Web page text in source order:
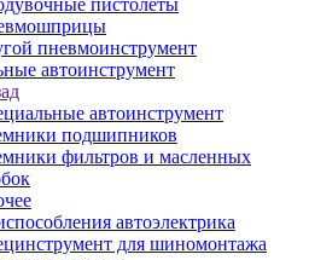
пистолеты
пневмоинструмент
автоинструмент
автоинструмент
подшипников
фильтров и масленных
автоэлектрика
для шиномонтажа